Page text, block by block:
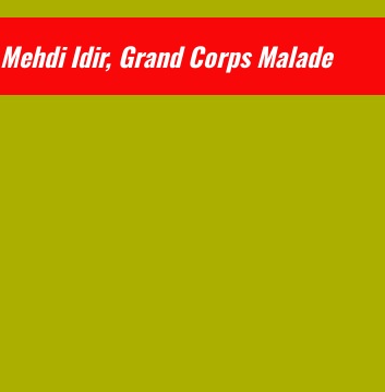
Mehdi Idir, Grand Corps Malade